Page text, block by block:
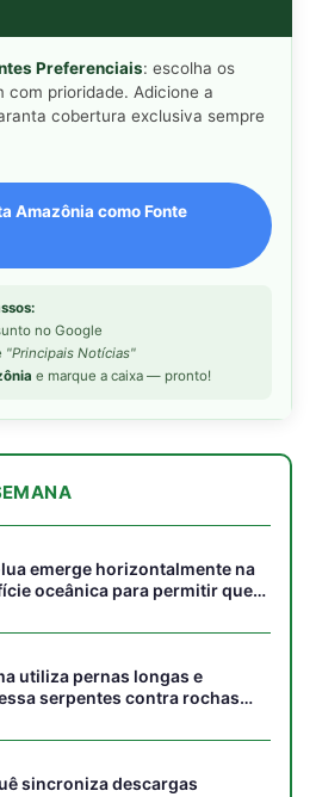
removam ectoparasitas
em sua pele
serpentes contra rochas
presas peçonhentas nos
maiores na Amazônia
sincroniza caça coletiva com
subaquática e cerca
combina corridas em alta
e arremessos contra rochas
reportagem?